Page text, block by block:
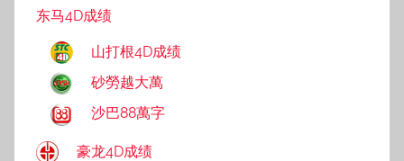
东马4D成绩
山打根4D成绩
砂勞越大萬
沙巴88萬字
豪龙4D成绩